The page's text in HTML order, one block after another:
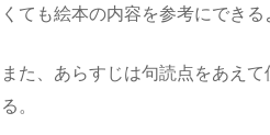
くても絵本の内容を参考にできる
また、あらすじは句読点をあえ
る。